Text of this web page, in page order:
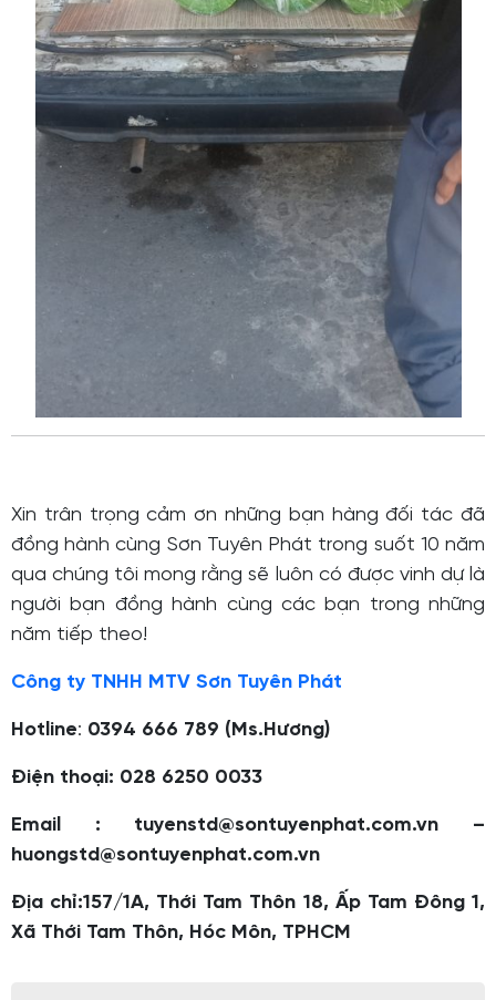
Xin trân trọng cảm ơn những bạn hàng đối tác đã
đồng hành cùng Sơn Tuyên Phát trong suốt 10 năm
qua chúng tôi mong rằng sẽ luôn có được vinh dự là
người bạn đồng hành cùng các bạn trong những
năm tiếp theo!
Công ty TNHH MTV Sơn Tuyên Phát
Hotline: 0394 666 789 (Ms.Hương)
Điện thoại: 028 6250 0033
Email : tuyenstd@sontuyenphat.com.vn –
huongstd@sontuyenphat.com.vn
Địa chỉ:157/1A, Thới Tam Thôn 18, Ấp Tam Đông 1,
Xã Thới Tam Thôn, Hóc Môn, TPHCM